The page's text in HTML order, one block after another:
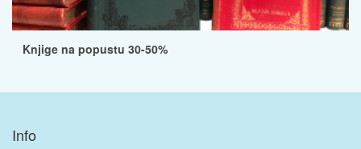
Knjige na popustu 30-50%
Info